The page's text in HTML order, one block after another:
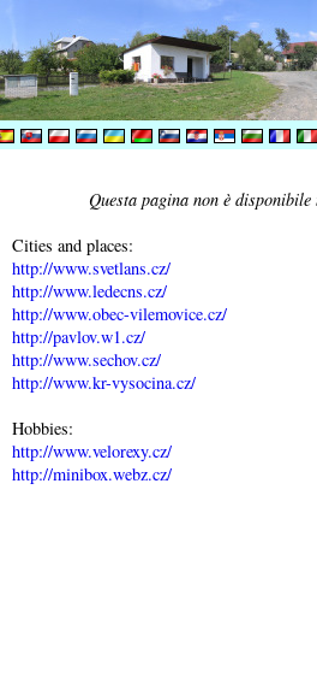
Questa pagina non è
Cities and places:
http://www.svetlans.cz/
http://www.ledecns.cz/
http://www.obec-vilemovice.cz/
http://pavlov.w1.cz/
http://www.sechov.cz/
http://www.kr-vysocina.cz/
Hobbies:
http://www.velorexy.cz/
http://minibox.webz.cz/